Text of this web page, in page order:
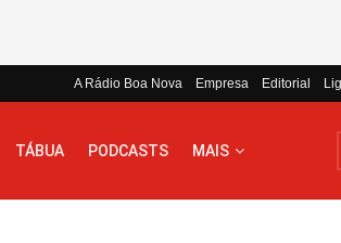
A Rádio Boa Nova Empresa Editorial
TÁBUA PODCASTS MAIS